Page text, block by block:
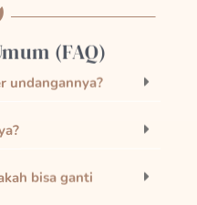
(FAQ)
undangannya?
bisa ganti